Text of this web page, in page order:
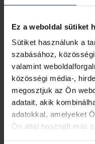
Ez a weboldal sütiket
Sütiket használunk a
szabásához,
valamint
közösségi média-,
megosztjuk az Ön
adatait, akik
adatokkal, amelyeket
Ön által használt más
működik is.
Ha szeretne
számára,
szívesen segítünk
valóban passzolni
Dr. Dudás